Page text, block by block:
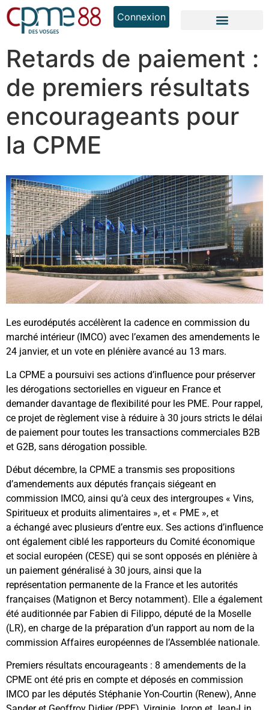
Connexion
Retards de paiement :
de premiers résultats
encourageants pour
la CPME
Les eurodéputés accélèrent la cadence en commission du
marché intérieur (IMCO) avec l’examen des amendements le
24 janvier, et un vote en plénière avancé au 13 mars.
La CPME a poursuivi ses actions d’influence pour préserver
les dérogations sectorielles en vigueur en France et
demander davantage de flexibilité pour les PME. Pour rappel,
ce projet de règlement vise à réduire à 30 jours stricts le délai
de paiement pour toutes les transactions commerciales B2B
et G2B, sans dérogation possible.
Début décembre, la CPME a transmis ses propositions
d’amendements aux députés français siégeant en
commission IMCO, ainsi qu’à ceux des intergroupes « Vins,
Spiritueux et produits alimentaires », et « PME », et
a échangé avec plusieurs d’entre eux. Ses actions d’influence
ont également ciblé les rapporteurs du Comité économique
et social européen (CESE) qui se sont opposés en plénière à
un paiement généralisé à 30 jours, ainsi que la
représentation permanente de la France et les autorités
françaises (Matignon et Bercy notamment). Elle a également
été auditionnée par Fabien di Filippo, député de la Moselle
(LR), en charge de la préparation d’un rapport au nom de la
commission Affaires européennes de l’Assemblée nationale.
Premiers résultats encourageants : 8 amendements de la
CPME ont été pris en compte et déposés en commission
IMCO par les députés Stéphanie Yon-Courtin (Renew), Anne